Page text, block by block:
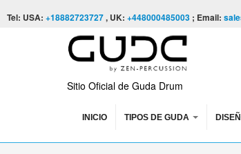
Tel: USA: +18882723727, UK: +448000485003 ; Email:
Sitio Oficial de Guda Drum
INICIO TIPOS DE GUDA